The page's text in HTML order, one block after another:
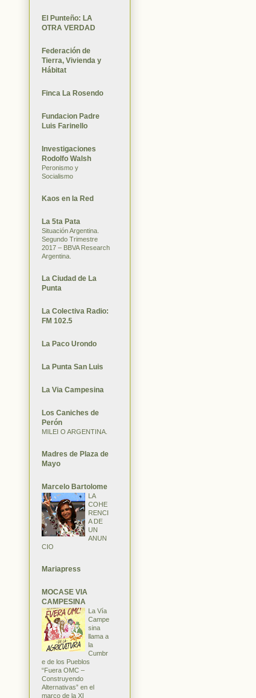
El Punteño: LA
OTRA VERDAD
Federación de
Tierra, Vivienda y
Hábitat
Finca La Rosendo
Fundacion Padre
Luis Farinello
Investigaciones
Rodolfo Walsh
Peronismo y
Socialismo
Kaos en la Red
La 5ta Pata
Situación Argentina.
Segundo Trimestre
2017 – BBVA Research
Argentina.
La Ciudad de La
Punta
La Colectiva Radio:
FM 102.5
La Paco Urondo
La Punta San Luis
La Via Campesina
Los Caniches de
Perón
MILEI O ARGENTINA.
Madres de Plaza de
Mayo
Marcelo Bartolome
LA
COHE
RENCI
A DE
UN
ANUN
CIO
Mariapress
MOCASE VIA
CAMPESINA
La Vía
Campe
sina
llama a
la
Cumbr
e de los Pueblos
“Fuera OMC –
Construyendo
Alternativas” en el
marco de la XI